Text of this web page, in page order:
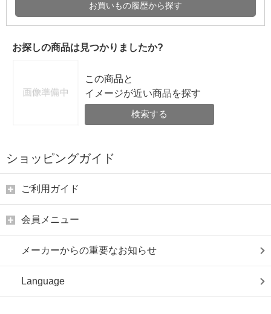
お買いもの履歴から探す
お探しの商品は見つかりましたか?
この商品と
イメージが近い商品を探す
検索する
ショッピングガイド
ご利用ガイド
会員メニュー
メーカーからの重要なお知らせ
Language